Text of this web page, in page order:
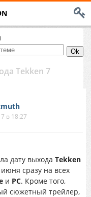
Tekken 7
в 18:27
дату выхода Tekken
сразу на всех
и РС. Кроме того,
сюжетный трейлер,